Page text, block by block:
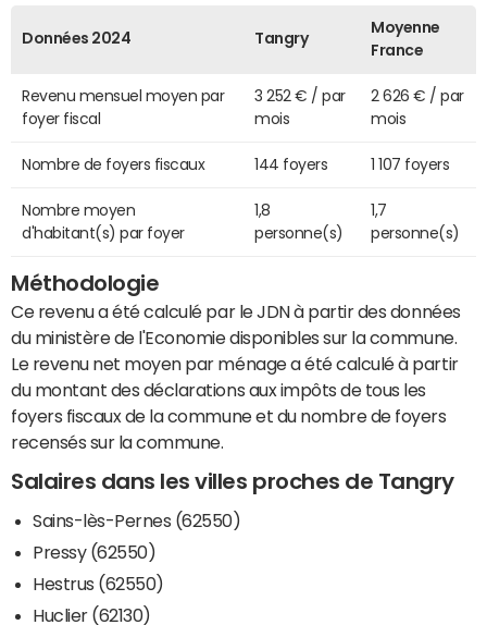
Données 2024 Tangry
Moyenne
France
Revenu mensuel moyen par
foyer fiscal
3 252 € / par
mois
2 626 € / par
mois
Nombre de foyers fiscaux 144 foyers 1 107 foyers
Nombre moyen
d'habitant(s) par foyer
1,8
personne(s)
1,7
personne(s)
Méthodologie
Ce revenu a été calculé par le JDN à partir des données
du ministère de l'Economie disponibles sur la commune.
Le revenu net moyen par ménage a été calculé à partir
du montant des déclarations aux impôts de tous les
foyers fiscaux de la commune et du nombre de foyers
recensés sur la commune.
Salaires dans les villes proches de Tangry
Sains-lès-Pernes (62550)
Pressy (62550)
Hestrus (62550)
Huclier (62130)